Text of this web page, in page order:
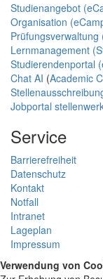
Studienangebot
Organisation
Prüfungsverwaltung
Lernmanagement
Studierendenportal
Chat AI (Academic
Jobportal
Service
Barrierefreiheit
Datenschutz
Kontakt
Notfall
Intranet
Lageplan
Impressum
Verwendung von